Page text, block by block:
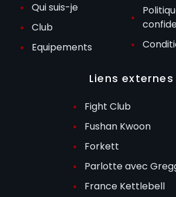
Qui suis-je
Club
Equipements
Liens externes
Fight Club
Fushan Kwoon
Forkett
Parlotte avec
France Kettlebell